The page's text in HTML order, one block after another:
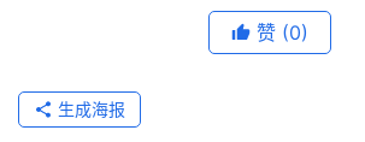
赞 (0)
生成海报